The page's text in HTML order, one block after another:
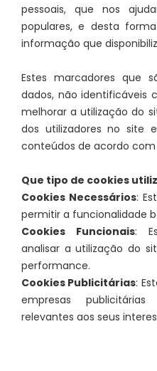
pessoais, que nos
populares, e desta
informação que
Estes marcadores que
dados, não identificáveis
melhorar a utilização do
dos utilizadores no site
conteúdos de acordo com
Que tipo de cookies
Cookies Necessários:
permitir a funcionalidade
Cookies Funcionais:
analisar a utilização do
performance.
Cookies Publicitárias:
empresas
relevantes aos seus